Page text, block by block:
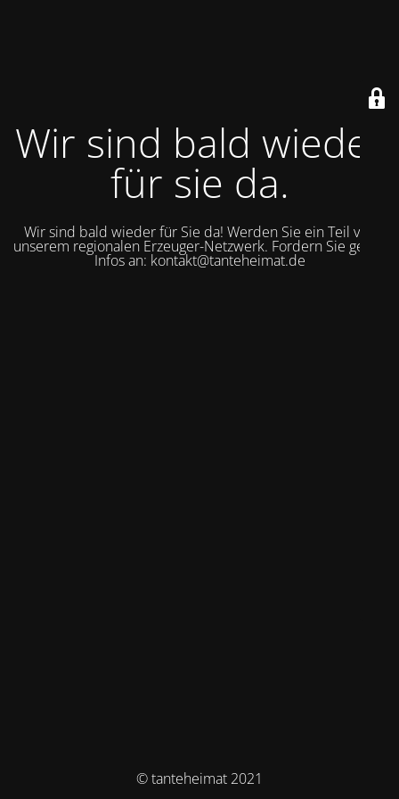
Wir sind bald wieder
für sie da.
Wir sind bald wieder für Sie da! Werden Sie ein Teil von
unserem regionalen Erzeuger-Netzwerk. Fordern Sie gerne
Infos an: kontakt@tanteheimat.de
© tanteheimat 2021